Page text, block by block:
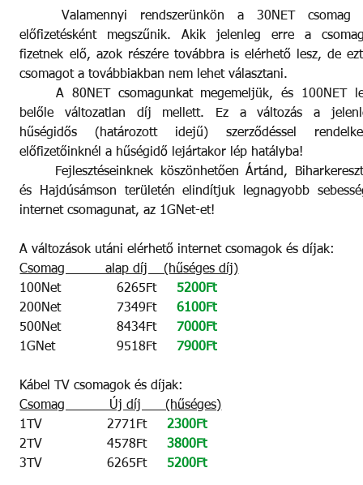
előfizetésként megszűnik. Akik jelenleg erre a
fizetnek elő, azok részére továbbra is elérhető lesz, de
csomagot a továbbiakban nem lehet választani.
	A 80NET csomagunkat megemeljük, és 100NET lesz
belőle változatlan díj mellett. Ez a változás a
hűségidős (határozott idejű) szerződéssel
előfizetőinknél a hűségidő lejártakor lép hatályba!
és Hajdúsámson területén elindítjuk legnagyobb
internet csomagunat, az 1GNet-et!
A változások utáni elérhető internet csomagok és díjak:
Csomag          alap díj    (hűséges díj)
100Net		6265Ft 5200Ft
200Net		7349Ft 6100Ft
500Net  		8434Ft 7000Ft
1GNet		9518Ft 7900Ft
Kábel TV csomagok és díjak:
Csomag           Új díj      (hűséges)
1TV                2771Ft 2300Ft
2TV                4578Ft 3800Ft
3TV                6265Ft 5200Ft